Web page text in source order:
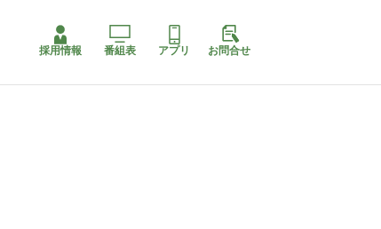
採用情報 番組表 アプリ お問合せ